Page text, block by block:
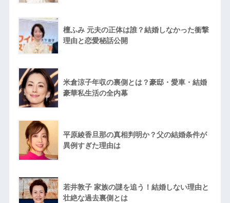
檀ふみ 元夫の正体は誰？結婚しなかった衝撃
理由と恋愛秘話公開
米倉涼子年収の裏側とは？豪邸・愛車・結婚
豪華私生活の全内幕
平原綾香旦那の真相判明か？父の結婚条件が
異例すぎた理由は
若井敦子 家族の謎を追う！結婚しない理由と
壮絶な過去裏側とは